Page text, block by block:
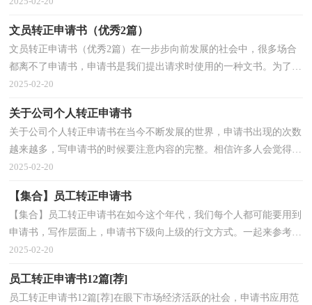
文员转正申请书（优秀2篇）
文员转正申请书（优秀2篇）在一步步向前发展的社会中，很多场合
都离不了申请书，申请书是我们提出请求时使用的一种文书。为了让
您不再为写申请书头疼，下面是小编为大家整理的文员转...
2025-02-20
关于公司个人转正申请书
关于公司个人转正申请书在当今不断发展的世界，申请书出现的次数
越来越多，写申请书的时候要注意内容的完整。相信许多人会觉得申
请书很难写吧，以下是小编为大家整理的关于公司个...
2025-02-20
【集合】员工转正申请书
【集合】员工转正申请书在如今这个年代，我们每个人都可能要用到
申请书，写作层面上，申请书下级向上级的行文方式。一起来参考申
请书是怎么写的吧，以下是小编精心整理的员工转正申...
2025-02-20
员工转正申请书12篇[荐]
员工转正申请书12篇[荐]在眼下市场经济活跃的社会，申请书应用范